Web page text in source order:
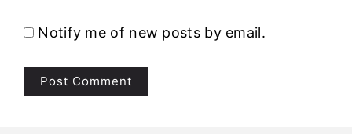
Notify me of new posts by email.